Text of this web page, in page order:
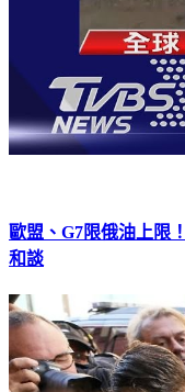
歐盟、G7限俄油上限
和談